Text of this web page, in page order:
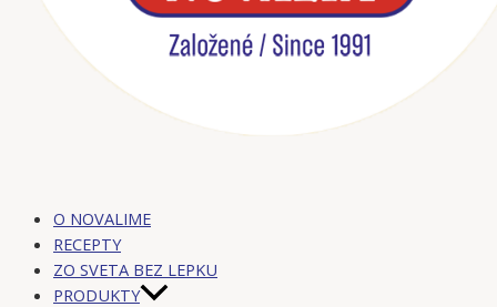
O NOVALIME
RECEPTY
ZO SVETA BEZ LEPKU
PRODUKTY